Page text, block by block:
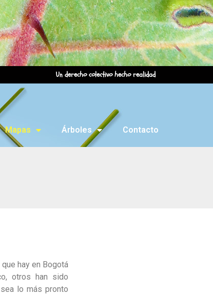
Un derecho colectivo hecho realidad
Mapas Árboles Contacto
hay en Bogotá
otros han sido
lo más pronto